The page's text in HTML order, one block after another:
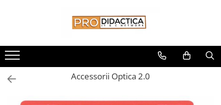
Oferta PNRR/PNRAS
Pachete Echipamente Sali Clasa
Pachete Echipamente Sala Clasa
Accessorii Optica 2.0